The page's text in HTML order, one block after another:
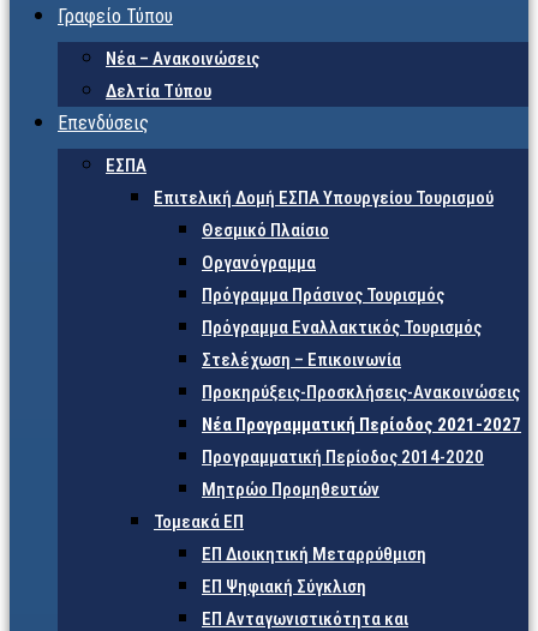
Γραφείο Τύπου
Νέα – Ανακοινώσεις
Δελτία Τύπου
Επενδύσεις
ΕΣΠΑ
Επιτελική Δομή ΕΣΠΑ Υπουργείου Τουρισμού
Θεσμικό Πλαίσιο
Οργανόγραμμα
Πρόγραμμα Πράσινος Τουρισμός
Πρόγραμμα Εναλλακτικός Τουρισμός
Στελέχωση – Επικοινωνία
Προκηρύξεις-Προσκλήσεις-Ανακοινώσεις
Νέα Προγραμματική Περίοδος 2021-2027
Προγραμματική Περίοδος 2014-2020
Μητρώο Προμηθευτών
Τομεακά ΕΠ
ΕΠ Διοικητική Μεταρρύθμιση
ΕΠ Ψηφιακή Σύγκλιση
ΕΠ Ανταγωνιστικότητα και